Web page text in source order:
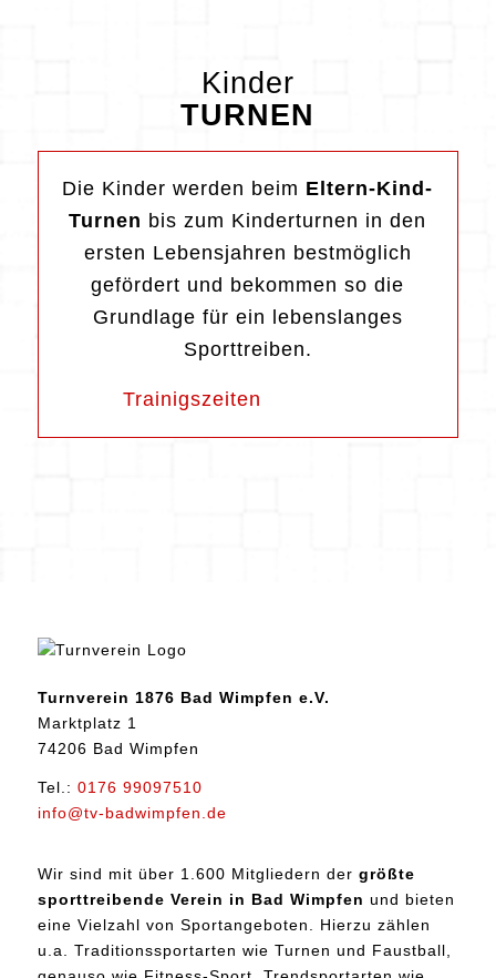
Kinder
TURNEN
Die Kinder werden beim Eltern-Kind-
Turnen bis zum Kinderturnen in den
ersten Lebensjahren bestmöglich
gefördert und bekommen so die
Grundlage für ein lebenslanges
Sporttreiben.
Trainigszeiten
Turnverein 1876 Bad Wimpfen e.V.
Marktplatz 1
74206 Bad Wimpfen
Tel.: 0176 99097510
info@tv-badwimpfen.de
Wir sind mit über 1.600 Mitgliedern der größte
sporttreibende Verein in Bad Wimpfen und bieten
eine Vielzahl von Sportangeboten. Hierzu zählen
u.a. Traditionssportarten wie Turnen und Faustball,